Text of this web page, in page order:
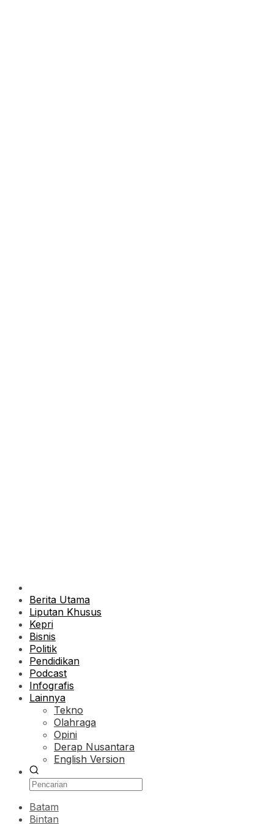
Berita Utama
Liputan Khusus
Kepri
Bisnis
Politik
Pendidikan
Podcast
Infografis
Lainnya
Tekno
Olahraga
Opini
Derap Nusantara
English Version
Batam
Bintan